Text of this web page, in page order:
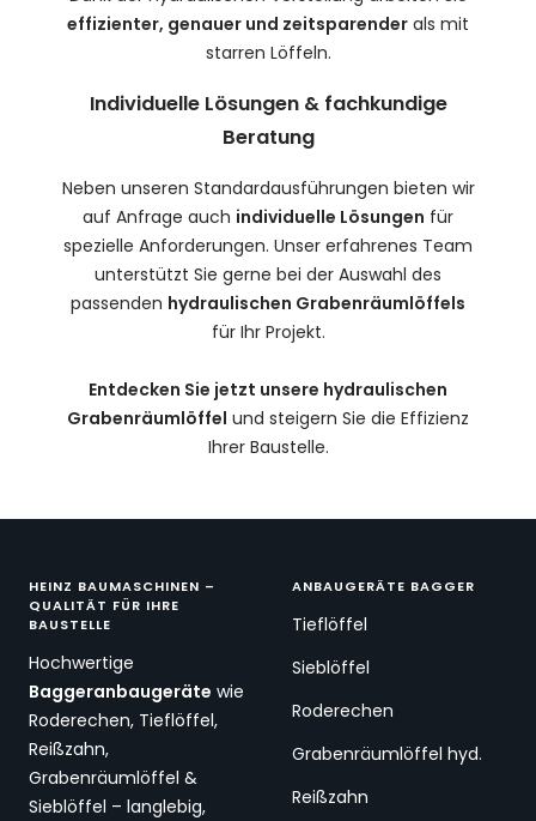
effizienter, genauer und zeitsparender als mit
starren Löffeln.
Individuelle Lösungen & fachkundige
Beratung
Neben unseren Standardausführungen bieten wir
auf Anfrage auch individuelle Lösungen für
spezielle Anforderungen. Unser erfahrenes Team
unterstützt Sie gerne bei der Auswahl des
passenden hydraulischen Grabenräumlöffels
für Ihr Projekt.
Entdecken Sie jetzt unsere hydraulischen
Grabenräumlöffel und steigern Sie die Effizienz
Ihrer Baustelle.
HEINZ BAUMASCHINEN –
QUALITÄT FÜR IHRE
BAUSTELLE
Hochwertige
Baggeranbaugeräte wie
Roderechen, Tieflöffel,
Reißzahn,
Grabenräumlöffel &
Sieblöffel – langlebig,
ANBAUGERÄTE BAGGER
Tieflöffel
Sieblöffel
Roderechen
Grabenräumlöffel hyd.
Reißzahn